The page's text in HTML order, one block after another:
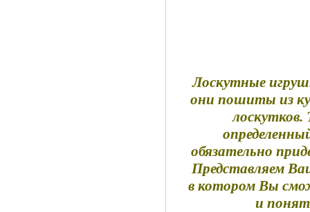
Лоскутные
они пошиты из
обязательно
Представляем
в котором Вы
и